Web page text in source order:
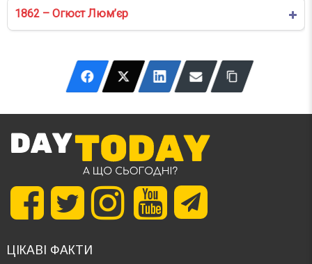
1862 – Огюст Люм’єр
ЦІКАВІ ФАКТИ